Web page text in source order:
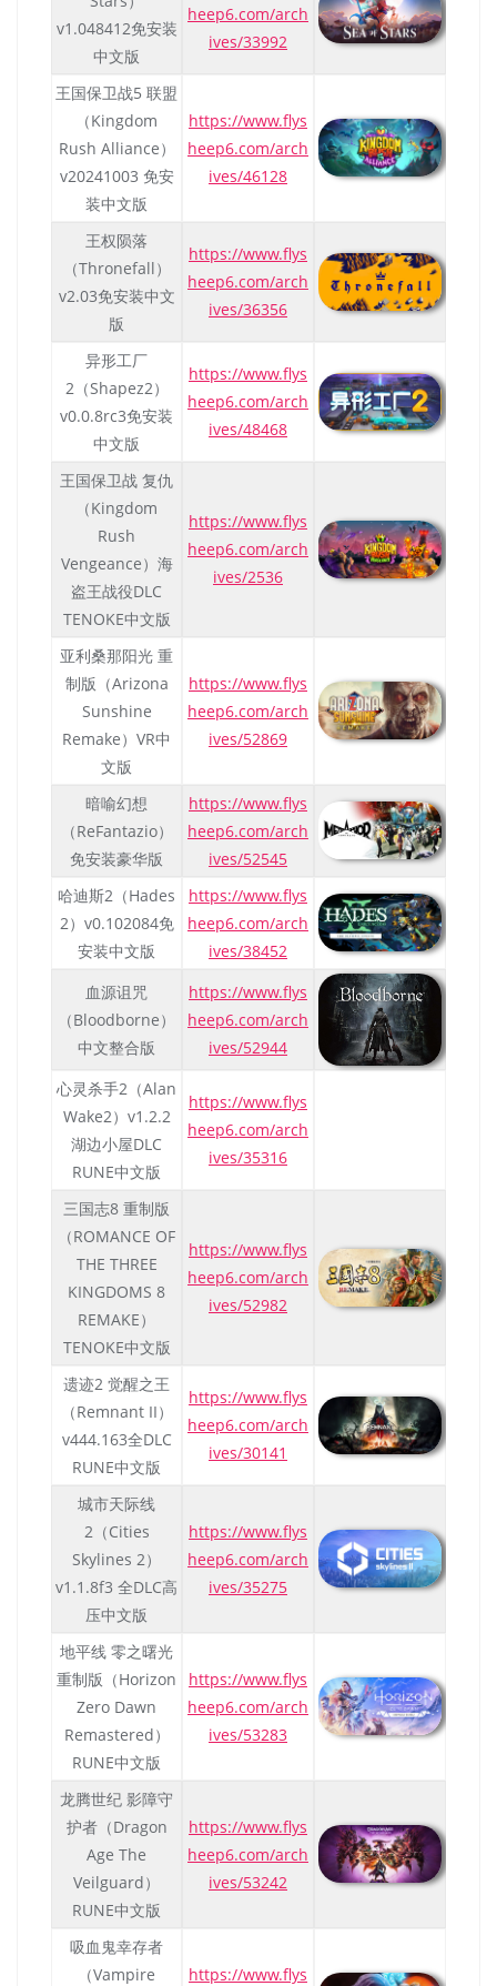
v1.048412免安装
中文版
heep6.com/arch
ives/33992
王国保卫战5 联盟
（Kingdom
Rush Alliance）
v20241003 免安
装中文版
https://www.flys
heep6.com/arch
ives/46128
王权陨落
（Thronefall）
v2.03免安装中文
版
https://www.flys
heep6.com/arch
ives/36356
异形工厂
2（Shapez2）
v0.0.8rc3免安装
中文版
https://www.flys
heep6.com/arch
ives/48468
王国保卫战 复仇
（Kingdom
Rush
Vengeance）海
盗王战役DLC
TENOKE中文版
https://www.flys
heep6.com/arch
ives/2536
亚利桑那阳光 重
制版（Arizona
Sunshine
Remake）VR中
文版
https://www.flys
heep6.com/arch
ives/52869
暗喻幻想
（ReFantazio）
免安装豪华版
https://www.flys
heep6.com/arch
ives/52545
哈迪斯2（Hades
2）v0.102084免
安装中文版
https://www.flys
heep6.com/arch
ives/38452
血源诅咒
（Bloodborne）
中文整合版
https://www.flys
heep6.com/arch
ives/52944
心灵杀手2（Alan
Wake2）v1.2.2
湖边小屋DLC
RUNE中文版
https://www.flys
heep6.com/arch
ives/35316
三国志8 重制版
（ROMANCE OF
THE THREE
KINGDOMS 8
REMAKE）
TENOKE中文版
https://www.flys
heep6.com/arch
ives/52982
遗迹2 觉醒之王
（Remnant II）
v444.163全DLC
RUNE中文版
https://www.flys
heep6.com/arch
ives/30141
城市天际线
2（Cities
Skylines 2）
v1.1.8f3 全DLC高
压中文版
https://www.flys
heep6.com/arch
ives/35275
地平线 零之曙光
重制版（Horizon
Zero Dawn
Remastered）
RUNE中文版
https://www.flys
heep6.com/arch
ives/53283
龙腾世纪 影障守
护者（Dragon
Age The
Veilguard）
RUNE中文版
https://www.flys
heep6.com/arch
ives/53242
吸血鬼幸存者
（Vampire
https://www.flys